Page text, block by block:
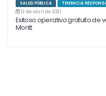
SALUD PÚBLICA TENENCIA
12 de abril de 2021
Exitoso operativo gratuito de
Montt